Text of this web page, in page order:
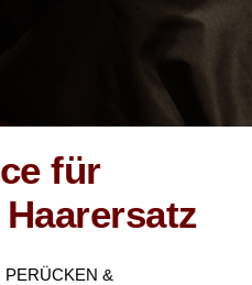
für
&